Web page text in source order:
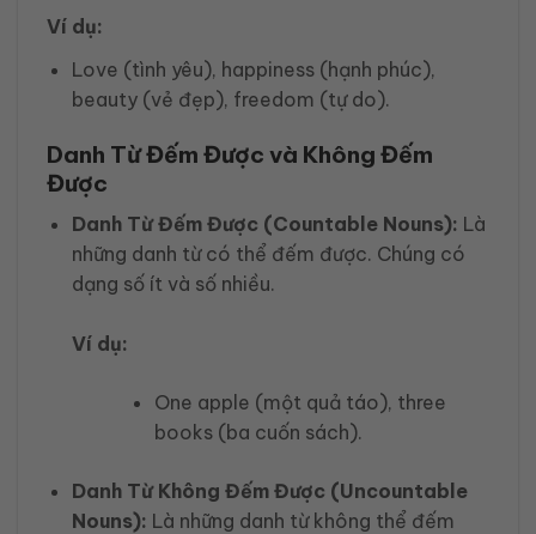
Ví dụ:
Love (tình yêu), happiness (hạnh phúc),
beauty (vẻ đẹp), freedom (tự do).
Danh Từ Đếm Được và Không Đếm
Được
Danh Từ Đếm Được (Countable Nouns): Là
những danh từ có thể đếm được. Chúng có
dạng số ít và số nhiều.
Ví dụ:
One apple (một quả táo), three
books (ba cuốn sách).
Danh Từ Không Đếm Được (Uncountable
Nouns): Là những danh từ không thể đếm